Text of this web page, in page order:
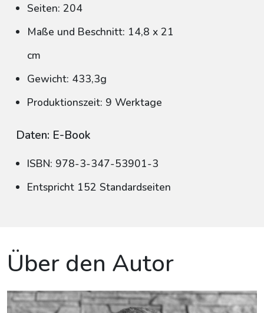
Seiten: 204
Maße und Beschnitt: 14,8 x 21
cm
Gewicht: 433,3g
Produktionszeit: 9 Werktage
Daten: E-Book
ISBN: 978-3-347-53901-3
Entspricht 152 Standardseiten
Über den Autor